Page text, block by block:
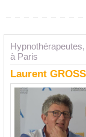
à Paris
Laurent